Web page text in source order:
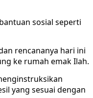
sosial seperti
rencananya hari ini
ke rumah emak Ilah.
yang sesuai dengan